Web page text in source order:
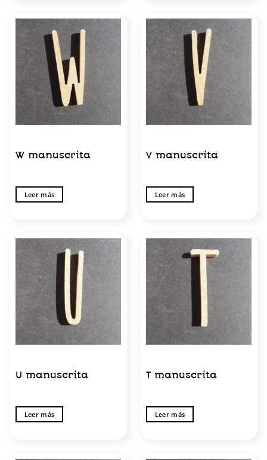
W manuscrita
Leer más
V manuscrita
Leer más
U manuscrita
Leer más
T manuscrita
Leer más